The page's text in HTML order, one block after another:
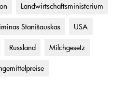
Landwirtschaftsministerium
Stanišauskas USA
Russland Milchgesetz